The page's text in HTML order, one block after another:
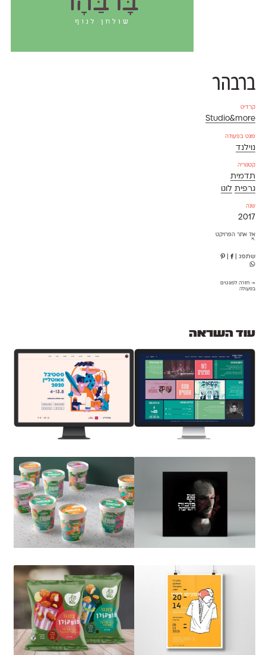
ברבהר
קרדיט
Studio&more
פונט בפעולה
נוילנד
קטגוריה
תדמית
גרפית לוגו
שנה
2017
אל אתר הפרויקט
⇱
שתפו: |
→ חזרה לפונטים
בפעולה
עוד השראה